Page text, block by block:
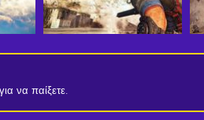
να παίξετε.